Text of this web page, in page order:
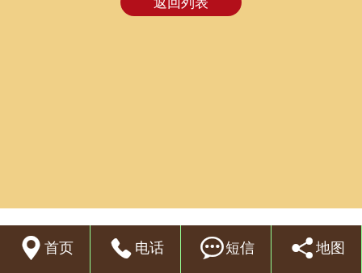
 首页  电话 短信  地图